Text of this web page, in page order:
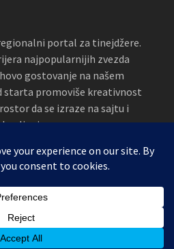
portal za tinejdžere.
najpopularnijih zvezda
gostovanje na našem
starta promoviše kreativnost
da se izraze na sajtu i